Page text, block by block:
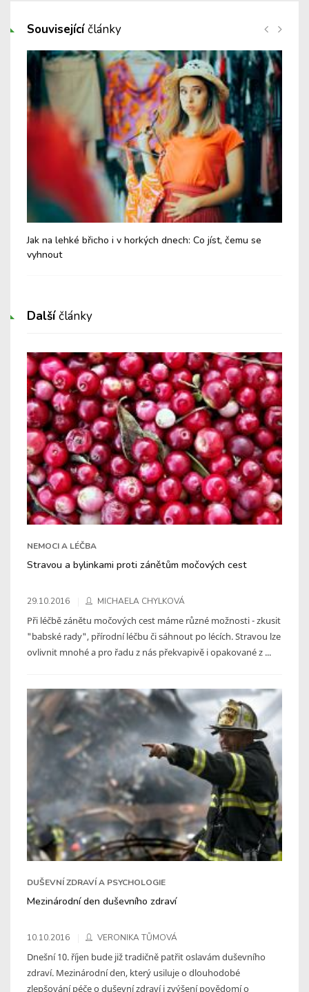
Souvisejícíčlánky
Jak na lehké břicho i v horkých dnech: Co jíst, čemu se
vyhnout
Dalšíčlánky
NEMOCI A LÉČBA
Stravou a bylinkami proti zánětům močových cest
29.10.2016 MICHAELA CHYLKOVÁ
Při léčbě zánětu močových cest máme různé možnosti - zkusit
"babské rady", přírodní léčbu či sáhnout po lécích. Stravou lze
ovlivnit mnohé a pro řadu z nás překvapivě i opakované z ...
DUŠEVNÍ ZDRAVÍ A PSYCHOLOGIE
Mezinárodní den duševního zdraví
10.10.2016 VERONIKA TŮMOVÁ
Dnešní 10. říjen bude již tradičně patřit oslavám duševního
zdraví. Mezinárodní den, který usiluje o dlouhodobé
zlepšování péče o duševní zdraví i zvýšení povědomí o